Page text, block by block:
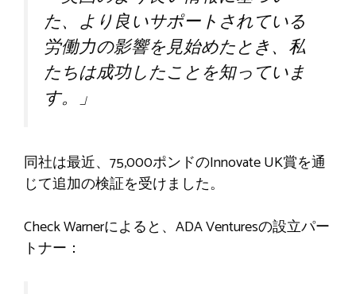
た、より良いサポートされている
労働力の影響を見始めたとき、私
たちは成功したことを知っていま
す。」
同社は最近、75,000ポンドのInnovate UK賞を通
じて追加の検証を受けました。
Check Warnerによると、ADA Venturesの設立パー
トナー：